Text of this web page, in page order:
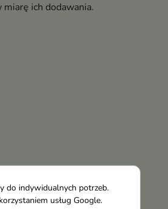
ich dodawania.
do indywidualnych potrzeb.
usług Google.